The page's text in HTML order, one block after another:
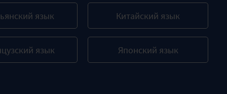
язык Китайский язык
язык Японский язык